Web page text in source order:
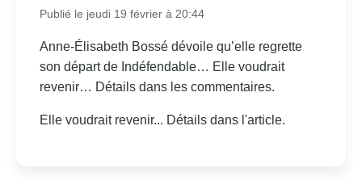
Publié le jeudi 19 février à 20:44
Anne-Élisabeth Bossé dévoile qu’elle regrette
son départ de Indéfendable… Elle voudrait
revenir… Détails dans les commentaires.
Elle voudrait revenir... Détails dans l'article.